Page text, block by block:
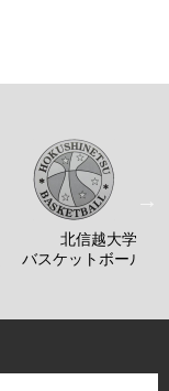
北信越大学
バスケットボール連